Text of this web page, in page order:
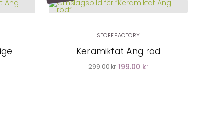
LÄGG I
VARUKORG
STOREFACTORY
Keramikfat Äng röd
299.00 kr 199.00 kr